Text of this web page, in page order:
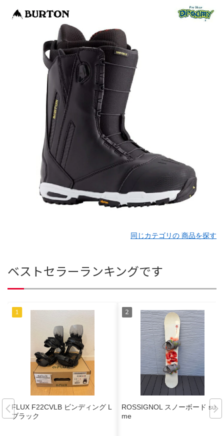
同じカテゴリの 商品を探す
ベストセラーランキングです
FLUX F22CVLB ビンディング L
ブラック
ROSSIGNOL スノーボード subli
me